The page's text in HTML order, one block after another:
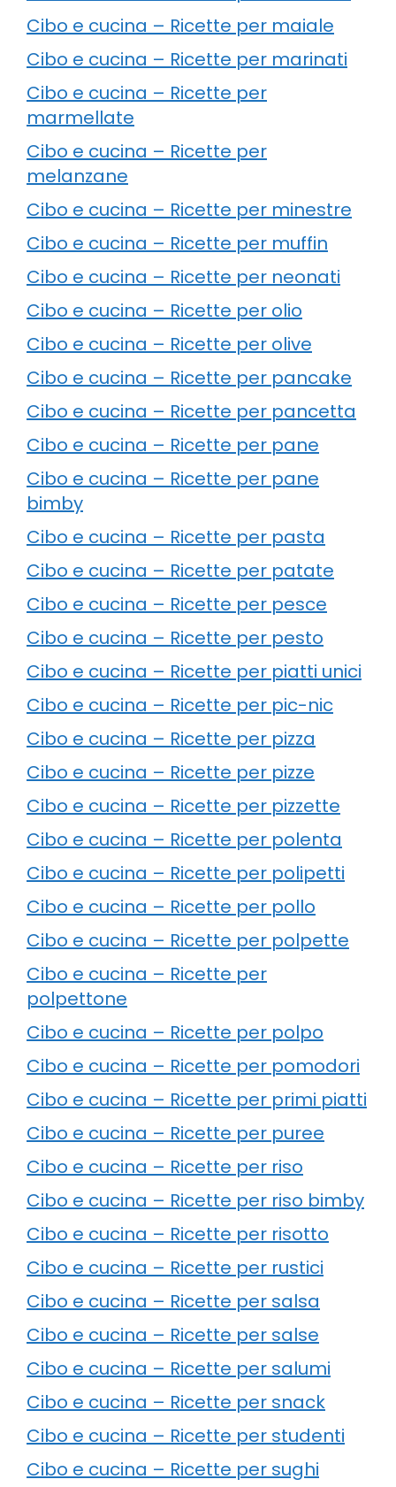
Cibo e cucina – Ricette per maiale
Cibo e cucina – Ricette per marinati
Cibo e cucina – Ricette per
marmellate
Cibo e cucina – Ricette per
melanzane
Cibo e cucina – Ricette per minestre
Cibo e cucina – Ricette per muffin
Cibo e cucina – Ricette per neonati
Cibo e cucina – Ricette per olio
Cibo e cucina – Ricette per olive
Cibo e cucina – Ricette per pancake
Cibo e cucina – Ricette per pancetta
Cibo e cucina – Ricette per pane
Cibo e cucina – Ricette per pane
bimby
Cibo e cucina – Ricette per pasta
Cibo e cucina – Ricette per patate
Cibo e cucina – Ricette per pesce
Cibo e cucina – Ricette per pesto
Cibo e cucina – Ricette per piatti unici
Cibo e cucina – Ricette per pic-nic
Cibo e cucina – Ricette per pizza
Cibo e cucina – Ricette per pizze
Cibo e cucina – Ricette per pizzette
Cibo e cucina – Ricette per polenta
Cibo e cucina – Ricette per polipetti
Cibo e cucina – Ricette per pollo
Cibo e cucina – Ricette per polpette
Cibo e cucina – Ricette per
polpettone
Cibo e cucina – Ricette per polpo
Cibo e cucina – Ricette per pomodori
Cibo e cucina – Ricette per primi piatti
Cibo e cucina – Ricette per puree
Cibo e cucina – Ricette per riso
Cibo e cucina – Ricette per riso bimby
Cibo e cucina – Ricette per risotto
Cibo e cucina – Ricette per rustici
Cibo e cucina – Ricette per salsa
Cibo e cucina – Ricette per salse
Cibo e cucina – Ricette per salumi
Cibo e cucina – Ricette per snack
Cibo e cucina – Ricette per studenti
Cibo e cucina – Ricette per sughi